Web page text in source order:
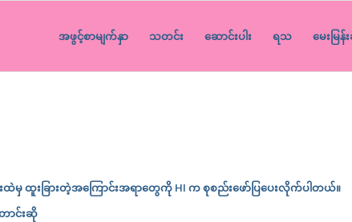
အဖွင့်စာမျက်နှာ သတင်း ဆောင်းပါး ရသ မေးမြန်
မှ ထူးခြားတဲ့အကြောင်းအရာတွေကို HI က စုစည်းဖော်ပြပေးလိုက်ပါတယ်။
ာင်းဆို